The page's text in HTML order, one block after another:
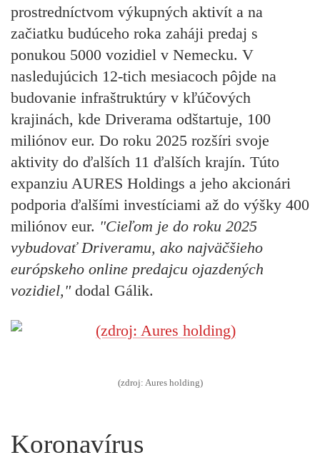
prostredníctvom výkupných aktivít a na
začiatku budúceho roka zaháji predaj s
ponukou 5000 vozidiel v Nemecku. V
nasledujúcich 12-tich mesiacoch pôjde na
budovanie infraštruktúry v kľúčových
krajinách, kde Driverama odštartuje, 100
miliónov eur. Do roku 2025 rozšíri svoje
aktivity do ďalších 11 ďalších krajín. Túto
expanziu AURES Holdings a jeho akcionári
podporia ďalšími investíciami až do výšky 400
miliónov eur. "Cieľom je do roku 2025
vybudovať Driveramu, ako najväčšieho
európskeho online predajcu ojazdených
vozidiel,"dodal Gálik.
(zdroj: Aures holding)
Koronavírus